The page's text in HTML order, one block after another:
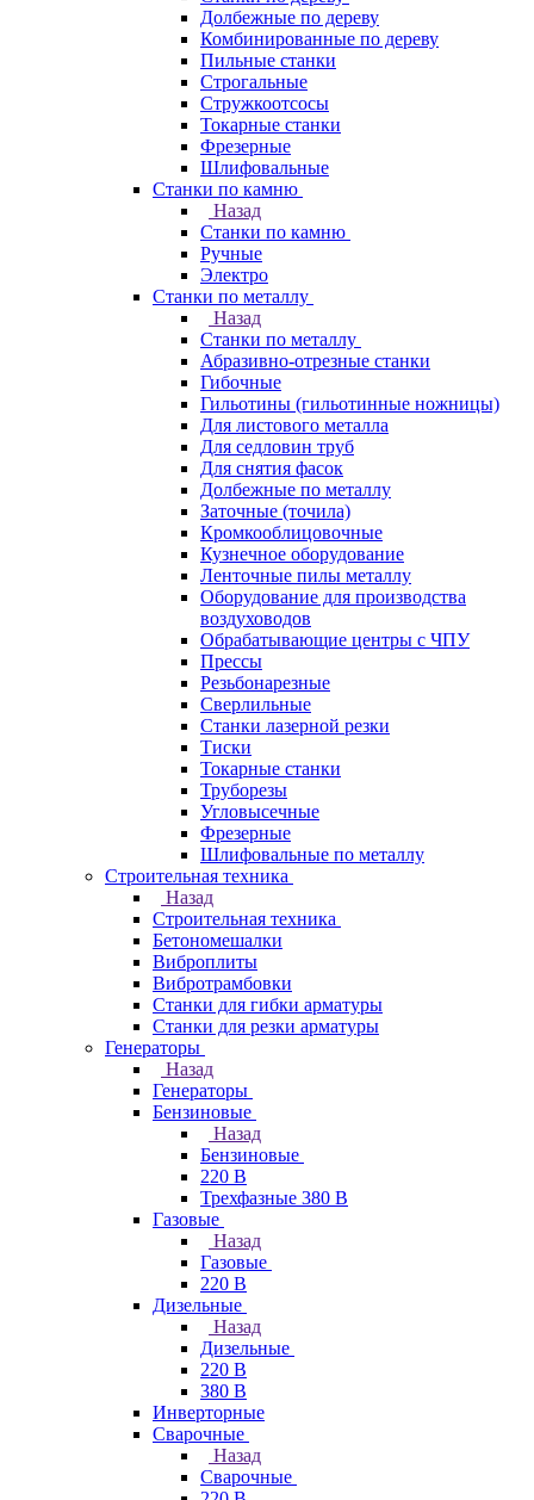
Долбежные по дереву
Комбинированные по дереву
Пильные станки
Строгальные
Стружкоотсосы
Токарные станки
Фрезерные
Шлифовальные
Станки по камню
Назад
Станки по камню
Ручные
Электро
Станки по металлу
Назад
Станки по металлу
Абразивно-отрезные станки
Гибочные
Гильотины (гильотинные ножницы)
Для листового металла
Для седловин труб
Для снятия фасок
Долбежные по металлу
Заточные (точила)
Кромкооблицовочные
Кузнечное оборудование
Ленточные пилы металлу
Оборудование для производства
воздуховодов
Обрабатывающие центры с ЧПУ
Прессы
Резьбонарезные
Сверлильные
Станки лазерной резки
Тиски
Токарные станки
Труборезы
Угловысечные
Фрезерные
Шлифовальные по металлу
Строительная техника
Назад
Строительная техника
Бетономешалки
Виброплиты
Вибротрамбовки
Станки для гибки арматуры
Станки для резки арматуры
Генераторы
Назад
Генераторы
Бензиновые
Назад
Бензиновые
220 В
Трехфазные 380 В
Газовые
Назад
Газовые
220 В
Дизельные
Назад
Дизельные
220 В
380 В
Инверторные
Сварочные
Назад
Сварочные